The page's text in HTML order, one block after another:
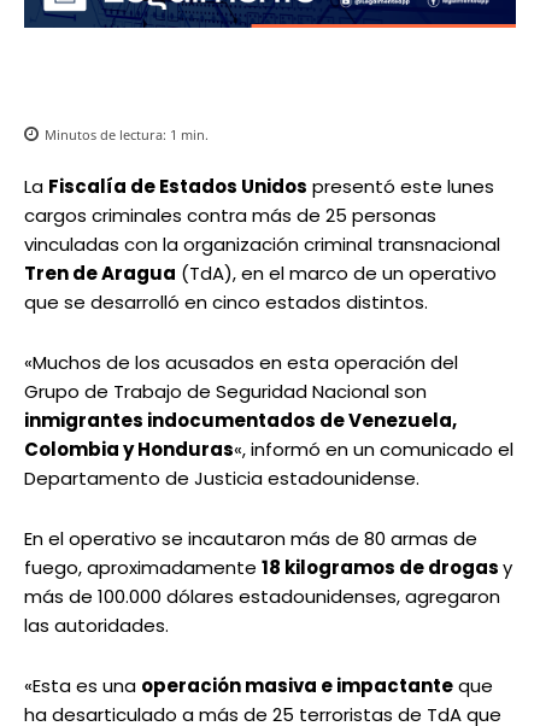
Minutos de lectura: 1 min.
La Fiscalía de Estados Unidos presentó este lunes
cargos criminales contra más de 25 personas
vinculadas con la organización criminal transnacional
Tren de Aragua (TdA), en el marco de un operativo
que se desarrolló en cinco estados distintos.
«Muchos de los acusados en esta operación del
Grupo de Trabajo de Seguridad Nacional son
inmigrantes indocumentados de Venezuela,
Colombia y Honduras«, informó en un comunicado el
Departamento de Justicia estadounidense.
En el operativo se incautaron más de 80 armas de
fuego, aproximadamente 18 kilogramos de drogasy
más de 100.000 dólares estadounidenses, agregaron
las autoridades.
«Esta es una operación masiva e impactanteque
ha desarticulado a más de 25 terroristas de TdA que